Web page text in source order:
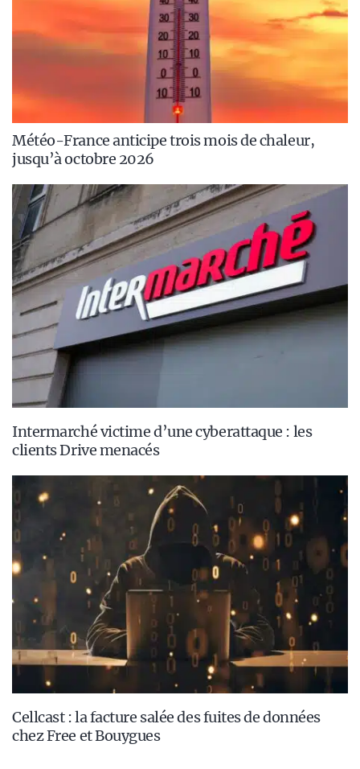
Météo-France anticipe trois mois de chaleur,
jusqu’à octobre 2026
Intermarché victime d’une cyberattaque : les
clients Drive menacés
Cellcast : la facture salée des fuites de données
chez Free et Bouygues